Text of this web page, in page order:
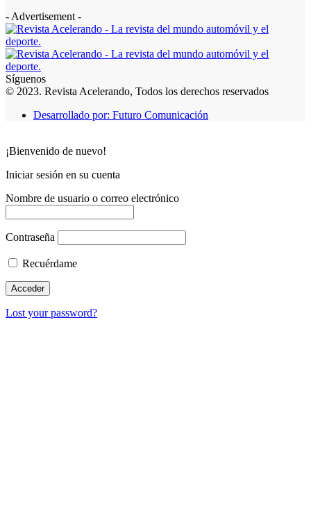
- Advertisement -
Síguenos
© 2023. Revista Acelerando, Todos los derechos reservados
Desarrollado por: Futuro Comunicación
¡Bienvenido de nuevo!
Iniciar sesión en su cuenta
Nombre de usuario o correo electrónico
Contraseña
Recuérdame
Lost your password?